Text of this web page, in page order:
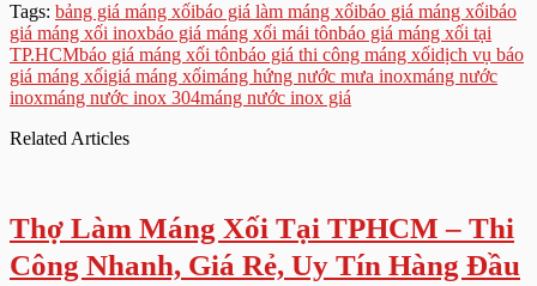
Tags: bảng giá máng xốibáo giá làm máng xốibáo giá máng xốibáo
giá máng xối inoxbáo giá máng xối mái tônbáo giá máng xối tại
TP.HCMbáo giá máng xối tônbáo giá thi công máng xốidịch vụ báo
giá máng xốigiá máng xốimáng hứng nước mưa inoxmáng nước
inoxmáng nước inox 304máng nước inox giá
Related Articles
Thợ Làm Máng Xối Tại TPHCM – Thi
Công Nhanh, Giá Rẻ, Uy Tín Hàng Đầu